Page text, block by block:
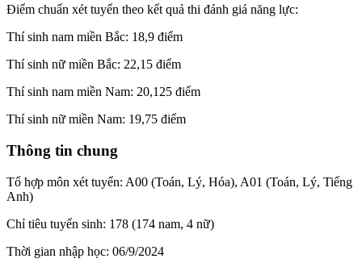
Điểm chuẩn xét tuyển theo kết quả thi đánh giá năng lực:
Thí sinh nam miền Bắc: 18,9 điểm
Thí sinh nữ miền Bắc: 22,15 điểm
Thí sinh nam miền Nam: 20,125 điểm
Thí sinh nữ miền Nam: 19,75 điểm
Thông tin chung
Tổ hợp môn xét tuyển: A00 (Toán, Lý, Hóa), A01 (Toán, Lý, Tiếng
Anh)
Chỉ tiêu tuyển sinh: 178 (174 nam, 4 nữ)
Thời gian nhập học: 06/9/2024